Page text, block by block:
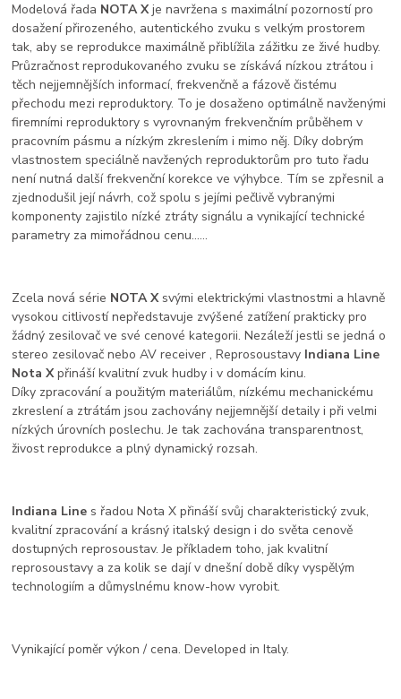
Modelová řada NOTA Xje navržena s maximální pozorností pro
dosažení přirozeného, autentického zvuku s velkým prostorem
tak, aby se reprodukce maximálně přiblížila zážitku ze živé hudby.
Průzračnost reprodukovaného zvuku se získává nízkou ztrátou i
těch nejjemnějších informací, frekvenčně a fázově čistému
přechodu mezi reproduktory. To je dosaženo optimálně navženými
firemními reproduktory s vyrovnaným frekvenčním průběhem v
pracovním pásmu a nízkým zkreslením i mimo něj. Díky dobrým
vlastnostem speciálně navžených reproduktorům pro tuto řadu
není nutná další frekvenční korekce ve výhybce. Tím se zpřesnil a
zjednodušil její návrh, což spolu s jejími pečlivě vybranými
komponenty zajistilo nízké ztráty signálu a vynikající technické
parametry za mimořádnou cenu......
Zcela nová série NOTA Xsvými elektrickými vlastnostmi a hlavně
vysokou citlivostí nepředstavuje zvýšené zatížení prakticky pro
žádný zesilovač ve své cenové kategorii. Nezáleží jestli se jedná o
stereo zesilovač nebo AV receiver , Reprosoustavy Indiana Line
Nota Xpřináší kvalitní zvuk hudby i v domácím kinu.
Díky zpracování a použitým materiálům, nízkému mechanickému
zkreslení a ztrátám jsou zachovány nejjemnější detaily i při velmi
nízkých úrovních poslechu. Je tak zachována transparentnost,
živost reprodukce a plný dynamický rozsah.
Indiana Line s řadou Nota X přináší svůj charakteristický zvuk,
kvalitní zpracování a krásný italský design i do světa cenově
dostupných reprosoustav. Je příkladem toho, jak kvalitní
reprosoustavy a za kolik se dají v dnešní době díky vyspělým
technologiím a důmyslnému know-how vyrobit.
Vynikající poměr výkon / cena. Developed in Italy.